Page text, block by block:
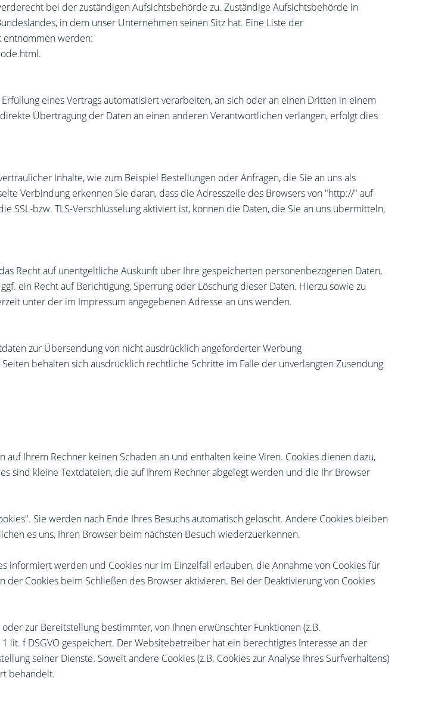
bei der zuständigen Aufsichtsbehörde zu. Zuständige Aufsichtsbehörde in
in dem unser Unternehmen seinen Sitz hat. Eine Liste der
entnommen werden:
eines Vertrags automatisiert verarbeiten, an sich oder an einen Dritten in einem
Übertragung der Daten an einen anderen Verantwortlichen verlangen, erfolgt dies
Inhalte, wie zum Beispiel Bestellungen oder Anfragen, die Sie an uns als
Verbindung erkennen Sie daran, dass die Adresszeile des Browsers von "http://" auf
bzw. TLS-Verschlüsselung aktiviert ist, können die Daten, die Sie an uns übermitteln,
Recht auf unentgeltliche Auskunft über Ihre gespeicherten personenbezogenen Daten,
ein Recht auf Berichtigung, Sperrung oder Löschung dieser Daten. Hierzu sowie zu
unter der im Impressum angegebenen Adresse an uns wenden.
zur Übersendung von nicht ausdrücklich angeforderter Werbung
behalten sich ausdrücklich rechtliche Schritte im Falle der unverlangten Zusendung
Ihrem Rechner keinen Schaden an und enthalten keine Viren. Cookies dienen dazu,
sind kleine Textdateien, die auf Ihrem Rechner abgelegt werden und die Ihr Browser
Sie werden nach Ende Ihres Besuchs automatisch gelöscht. Andere Cookies bleiben
es uns, Ihren Browser beim nächsten Besuch wiederzuerkennen.
informiert werden und Cookies nur im Einzelfall erlauben, die Annahme von Cookies für
Cookies beim Schließen des Browser aktivieren. Bei der Deaktivierung von Cookies
zur Bereitstellung bestimmter, von Ihnen erwünschter Funktionen (z.B.
f DSGVO gespeichert. Der Websitebetreiber hat ein berechtigtes Interesse an der
seiner Dienste. Soweit andere Cookies (z.B. Cookies zur Analyse Ihres Surfverhaltens)
behandelt.